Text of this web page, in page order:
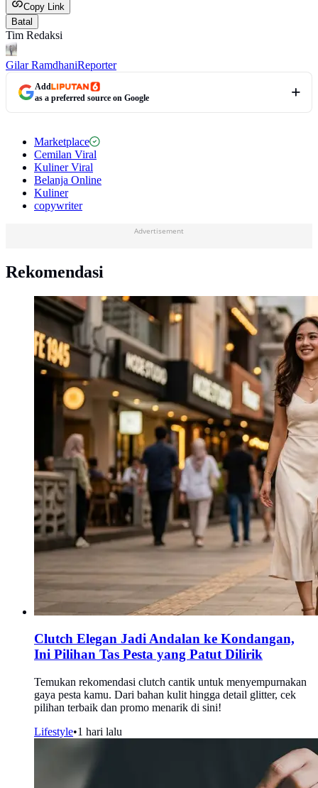
Copy Link
Batal
Tim Redaksi
Gilar RamdhaniReporter
Add
as a preferred source on Google
Marketplace
Cemilan Viral
Kuliner Viral
Belanja Online
Kuliner
copywriter
Advertisement
Rekomendasi
Clutch Elegan Jadi Andalan ke Kondangan,
Ini Pilihan Tas Pesta yang Patut Dilirik
Temukan rekomendasi clutch cantik untuk menyempurnakan
gaya pesta kamu. Dari bahan kulit hingga detail glitter, cek
pilihan terbaik dan promo menarik di sini!
Lifestyle•1 hari lalu